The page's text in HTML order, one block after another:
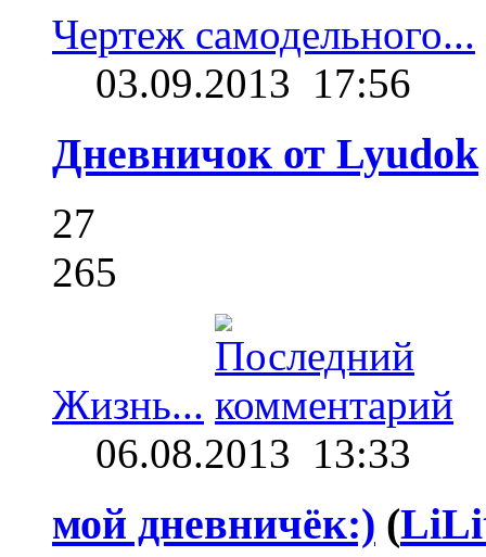
Чертеж самодельного...
03.09.2013 17:56
Дневничок от Lyudok
27
265
Жизнь...
06.08.2013 13:33
мой дневничёк:) (